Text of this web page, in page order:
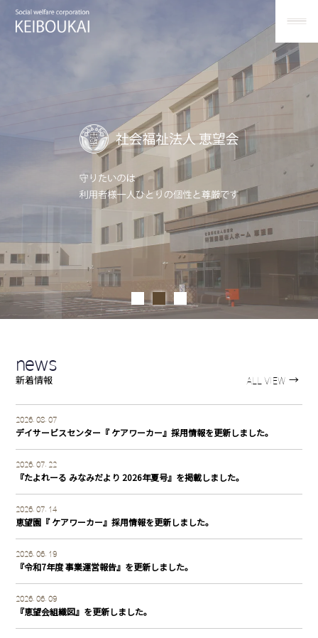
ホ
ー
Home お
ブ
グ
Blog広
誌
人
内
news
新着情報 ALL VIEW →
2026. 08. 07
デイサービスセンター『 ケアワーカー』採用情報を更新しました。
2026. 07. 22
『たよれーる みなみだより 2026年夏号』を掲載しました。
2026. 07. 14
恵望園『 ケアワーカー』採用情報を更新しました。
2026. 06. 19
『令和7年度 事業運営報告』を更新しました。
2026. 06. 09
『恵望会組織図』を更新しました。